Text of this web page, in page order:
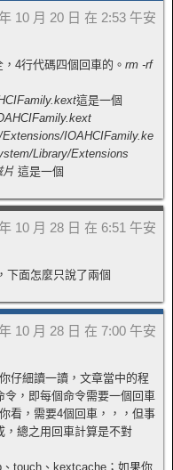
10 月 20 日 在 2:53 午安
4行代碼四個回車的。 rm -rf
這是一個
IOAHCIFamily.ke
Library/Extensions
這是一個
10 月 28 日 在 6:51 午安
下面怎麼只說了兩個
10 月 28 日 在 7:00 午安
仔細讀一讀，文章當中的程
令，即每個命令需要一個回車
看，需要4個回車，，，但事
，總之用回車計算是不對
touch、kextcache；如果你